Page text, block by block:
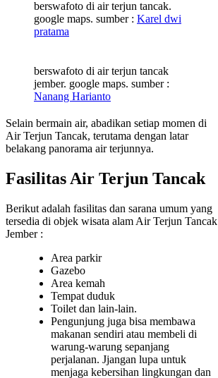
berswafoto di air terjun tancak.
google maps. sumber : Karel dwi
pratama
berswafoto di air terjun tancak
jember. google maps. sumber :
Nanang Harianto
Selain bermain air, abadikan setiap momen di
Air Terjun Tancak, terutama dengan latar
belakang panorama air terjunnya.
Fasilitas Air Terjun Tancak
Berikut adalah fasilitas dan sarana umum yang
tersedia di objek wisata alam Air Terjun Tancak
Jember :
Area parkir
Gazebo
Area kemah
Tempat duduk
Toilet dan lain-lain.
Pengunjung juga bisa membawa
makanan sendiri atau membeli di
warung-warung sepanjang
perjalanan. Jjangan lupa untuk
menjaga kebersihan lingkungan dan